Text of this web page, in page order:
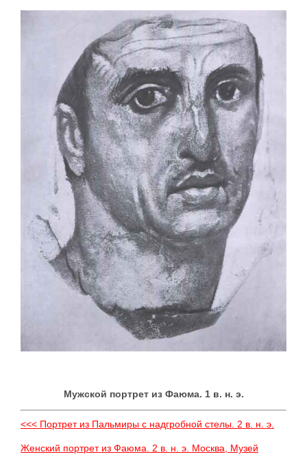
Мужской портрет из Фаюма. 1 в. н. э.
<<< Портрет из Пальмиры с надгробной стелы. 2 в. н. э.
Женский портрет из Фаюма. 2 в. н. э. Москва, Музей